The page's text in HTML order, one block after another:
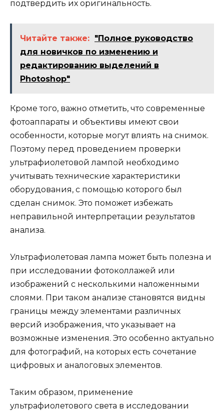
подтвердить их оригинальность.
Читайте также: "Полное руководство
для новичков по изменению и
редактированию выделений в
Photoshop"
Кроме того, важно отметить, что современные
фотоаппараты и объективы имеют свои
особенности, которые могут влиять на снимок.
Поэтому перед проведением проверки
ультрафиолетовой лампой необходимо
учитывать технические характеристики
оборудования, с помощью которого был
сделан снимок. Это поможет избежать
неправильной интерпретации результатов
анализа.
Ультрафиолетовая лампа может быть полезна и
при исследовании фотоколлажей или
изображений с несколькими наложенными
слоями. При таком анализе становятся видны
границы между элементами различных
версий изображения, что указывает на
возможные изменения. Это особенно актуально
для фотографий, на которых есть сочетание
цифровых и аналоговых элементов.
Таким образом, применение
ультрафиолетового света в исследовании